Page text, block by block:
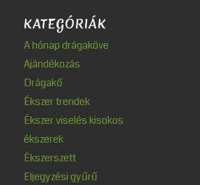
KATEGÓRIÁK
A hónap drágaköve
Ajándékozás
Drágakő
Ékszer trendek
Ékszer viselés kisokos
ékszerek
Ékszerszett
Eljegyzési gyűrű